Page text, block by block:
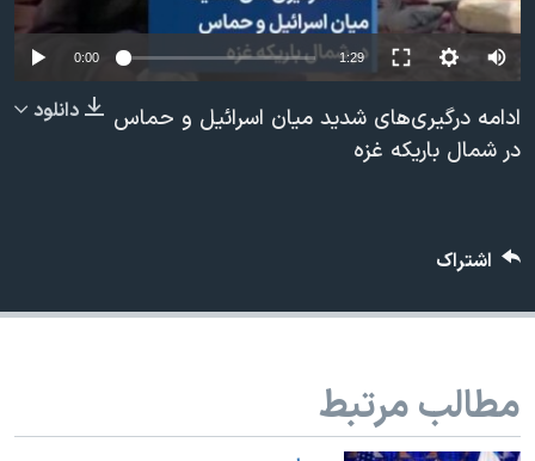
فرهنگ و زندگی
حقوق شهروندی
اقتصادی
علم و فناوری
مستندها
انتخابات ریاست جمهوری آمریکا ۲۰۲۴
حمله جمهوری اسلامی به اسرائیل
رمز مهسا
تریبونال مردمی آبان ۹۸
چهل سال گروگان‌گیری
قانون شفافیت دارائی کادر رهبری ایران
دنبال کنید
0:00 1:29
دانلود
ادامه درگیری‌های شدید میان اسرائیل و حماس
در شمال باریکه غزه
اشتراک
مطالب مرتبط